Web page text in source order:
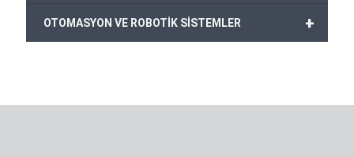
+
OTOMASYON VE ROBOTİK SİSTEMLER